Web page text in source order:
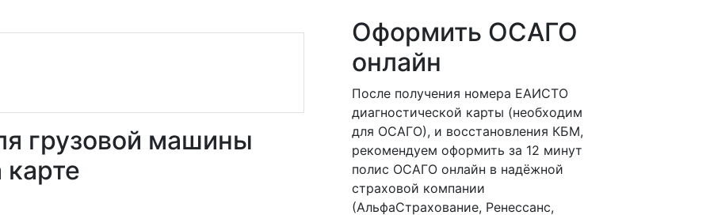
грузовой машины
карте
Оформить ОСАГО
онлайн
После получения номера ЕАИСТО
диагностической карты (необходим
для ОСАГО), и восстановления КБМ,
рекомендуем оформить за 12 минут
полис ОСАГО онлайн в надёжной
страховой компании
(АльфаСтрахование, Ренессанс,